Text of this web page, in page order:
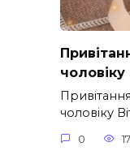
чоловіку
чоловіку
0